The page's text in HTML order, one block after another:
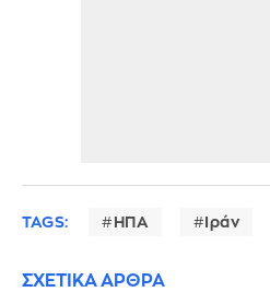
TAGS: ΗΠΑ Ιράν
ΣΧΕΤΙΚΑ ΑΡΘΡΑ